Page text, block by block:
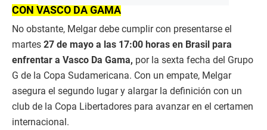
CON VASCO DA GAMA
No obstante, Melgar debe cumplir con presentarse el
martes 27 de mayo a las 17:00 horas en Brasil para
enfrentar a Vasco Da Gama, por la sexta fecha del Grupo
G de la Copa Sudamericana. Con un empate, Melgar
asegura el segundo lugar y alargar la definición con un
club de la Copa Libertadores para avanzar en el certamen
internacional.